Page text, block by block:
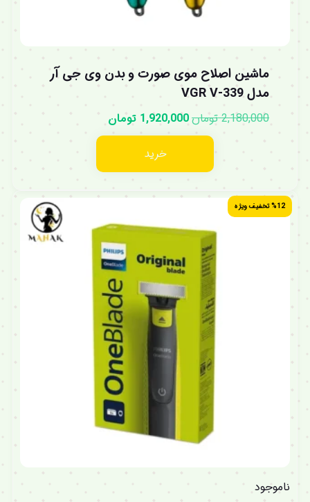
ماشین اصلاح موی صورت و بدن وی جی آر
مدل VGR V-339
2,180,000 تومان1,920,000 تومان
خرید
%12 تخفیف ویژه
ناموجود